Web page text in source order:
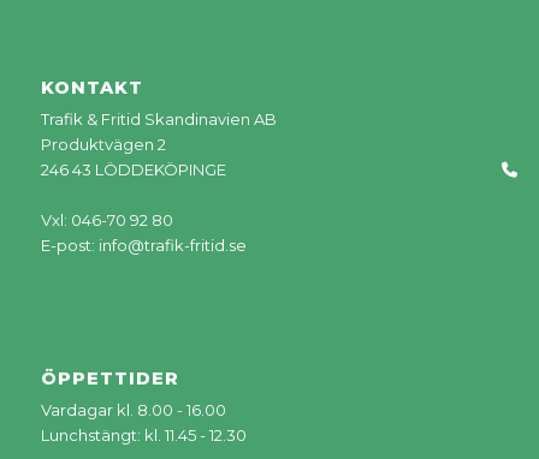
KONTAKT
Trafik & Fritid Skandinavien AB
Produktvägen 2
246 43 LÖDDEKÖPINGE
Vxl: 046-70 92 80
E-post: info@trafik-fritid.se
ÖPPETTIDER
Vardagar kl. 8.00 - 16.00
Lunchstängt: kl. 11.45 - 12.30